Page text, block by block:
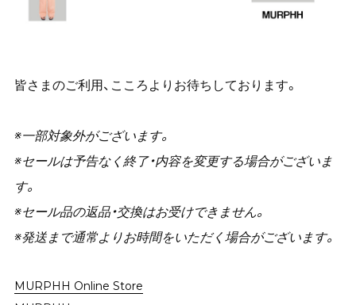
皆さまのご利用、こころよりお待ちしております。
※一部対象外がございます。
※セールは予告なく終了・内容を変更する場合がございま
す。
※セール品の返品・交換はお受けできません。
※発送まで通常よりお時間をいただく場合がございます。
MURPHH Online Store